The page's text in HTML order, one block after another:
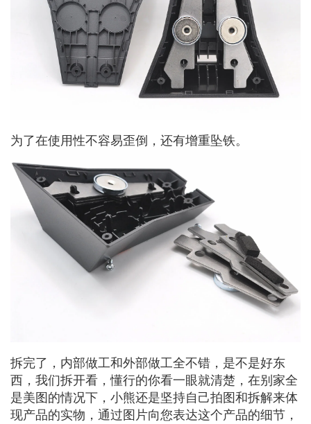
为了在使用性不容易歪倒，还有增重坠铁。
拆完了，内部做工和外部做工全不错，是不是好东
西，我们拆开看，懂行的你看一眼就清楚，在别家全
是美图的情况下，小熊还是坚持自己拍图和拆解来体
现产品的实物，通过图片向您表达这个产品的细节，